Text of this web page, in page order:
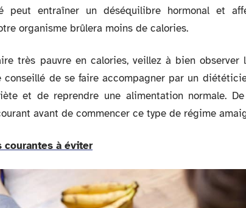
peut entraîner un déséquilibre hormonal et
organisme brûlera moins de calories.
très pauvre en calories, veillez à bien observer
de se faire accompagner par un
et de reprendre une alimentation normale.
avant de commencer ce type de régime
courantes à éviter